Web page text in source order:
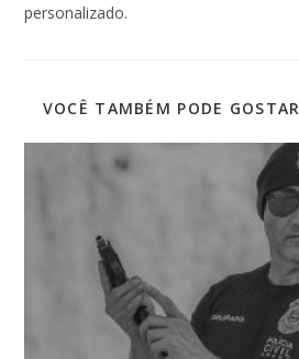
personalizado.
VOCÊ TAMBÉM PODE GOSTAR